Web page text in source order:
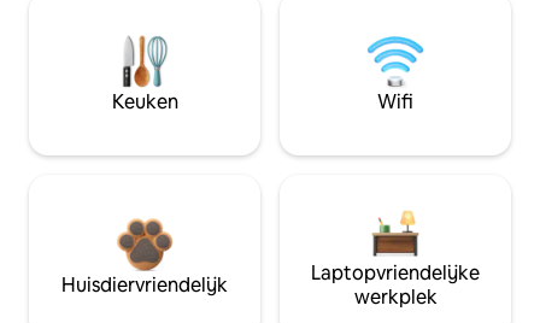
Keuken Wifi
Huisdiervriendelijk
Laptopvriendelijke
werkplek